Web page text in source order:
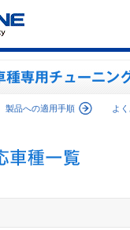
製品への適用手順 よ